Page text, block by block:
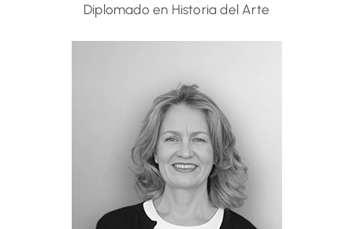
Diplomado en Historia del Arte